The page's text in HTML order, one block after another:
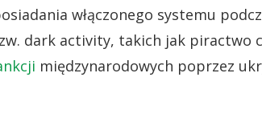
włączonego systemu
dark activity, takich jak piractwo
międzynarodowych poprzez